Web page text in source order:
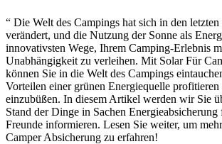
“ Die Welt des ⁣Campings hat sich in den letzten
verändert, und die Nutzung der Sonne⁣ als
innovativsten Wege, Ihrem Camping-Erlebnis
Unabhängigkeit zu verleihen. Mit Solar Für
können Sie in die Welt des Campings
⁤Vorteilen einer grünen Energiequelle
einzubüßen. In diesem Artikel ‍werden wir Sie
Stand der Dinge in Sachen
Freunde informieren. Lesen Sie​ weiter,​ um
Camper Absicherung⁢ zu erfahren!